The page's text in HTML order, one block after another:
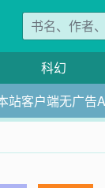
科幻
站客户端无广告